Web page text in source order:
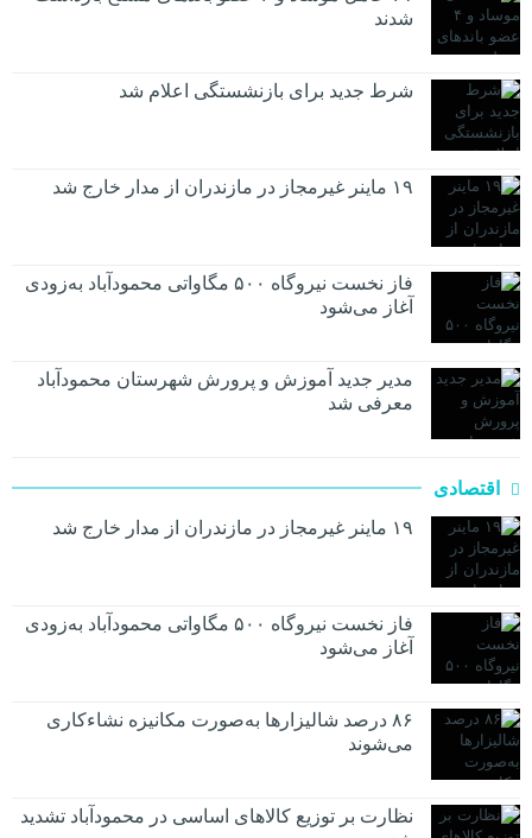
شدند
شرط جدید برای بازنشستگی اعلام شد
۱۹ ماینر غیرمجاز در مازندران از مدار خارج شد
فاز نخست نیروگاه ۵۰۰ مگاواتی محمودآباد به‌زودی
آغاز می‌شود
مدیر جدید آموزش و پرورش شهرستان محمودآباد
معرفی شد
اقتصادی
۱۹ ماینر غیرمجاز در مازندران از مدار خارج شد
فاز نخست نیروگاه ۵۰۰ مگاواتی محمودآباد به‌زودی
آغاز می‌شود
۸۶ درصد شالیزارها به‌صورت مکانیزه نشاءکاری
می‌شوند
نظارت بر توزیع کالا‌های اساسی در محمودآباد تشدید